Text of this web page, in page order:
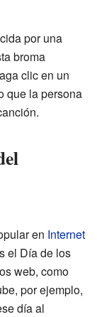
por una
broma
clic en un
que la persona
en Internet
el Día de los
web, como
por ejemplo,
día al